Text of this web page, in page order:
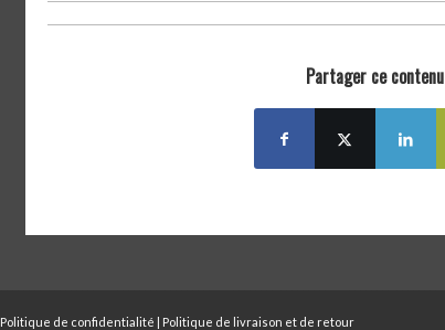
Partager ce contenu
Politique de confidentialité Politique de livraison et de retour